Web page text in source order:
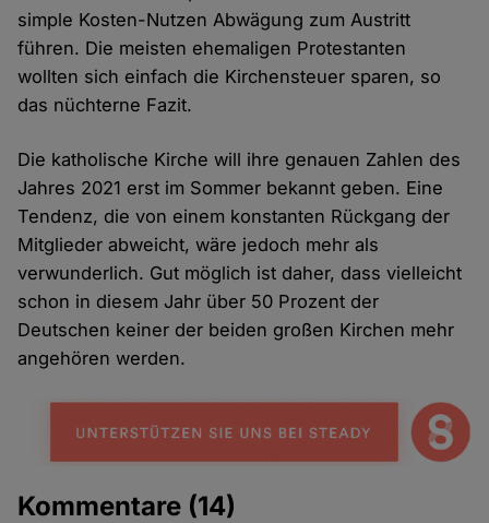
simple Kosten-Nutzen Abwägung zum Austritt
führen. Die meisten ehemaligen Protestanten
wollten sich einfach die Kirchensteuer sparen, so
das nüchterne Fazit.
Die katholische Kirche will ihre genauen Zahlen des
Jahres 2021 erst im Sommer bekannt geben. Eine
Tendenz, die von einem konstanten Rückgang der
Mitglieder abweicht, wäre jedoch mehr als
verwunderlich. Gut möglich ist daher, dass vielleicht
schon in diesem Jahr über 50 Prozent der
Deutschen keiner der beiden großen Kirchen mehr
angehören werden.
Kommentare (14)